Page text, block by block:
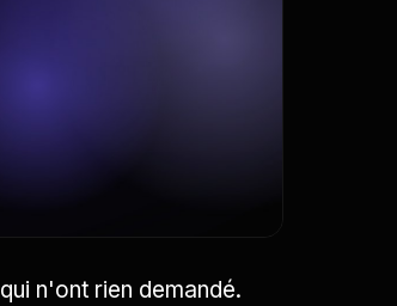
n'ont rien demandé.